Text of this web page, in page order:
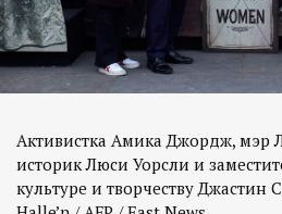
Активистка Амика Джордж, мэр
историк Люси Уорсли и
культуре и творчеству Джастин